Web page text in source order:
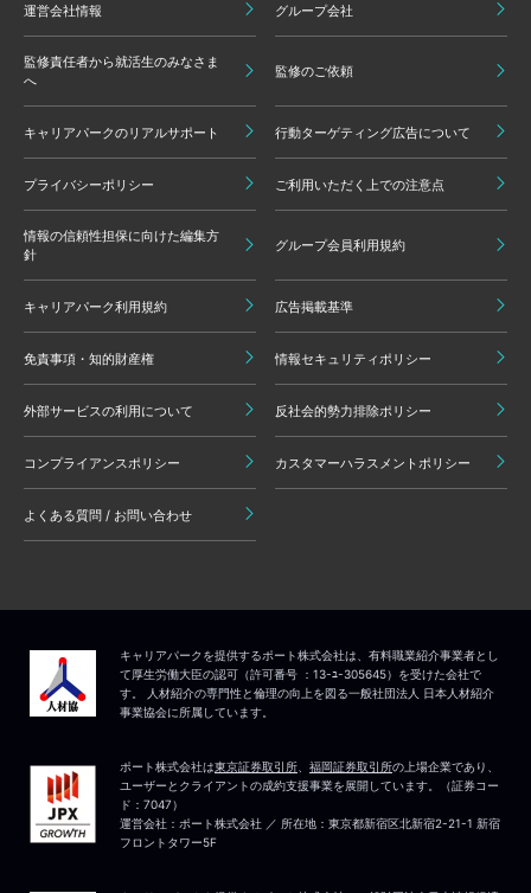
運営会社情報 グループ会社
監修責任者から就活生のみなさま
へ
監修のご依頼
キャリアパークのリアルサポート 行動ターゲティング広告について
プライバシーポリシー ご利用いただく上での注意点
情報の信頼性担保に向けた編集方
針
グループ会員利用規約
キャリアパーク利用規約 広告掲載基準
免責事項・知的財産権 情報セキュリティポリシー
外部サービスの利用について 反社会的勢力排除ポリシー
コンプライアンスポリシー カスタマーハラスメントポリシー
よくある質問 / お問い合わせ